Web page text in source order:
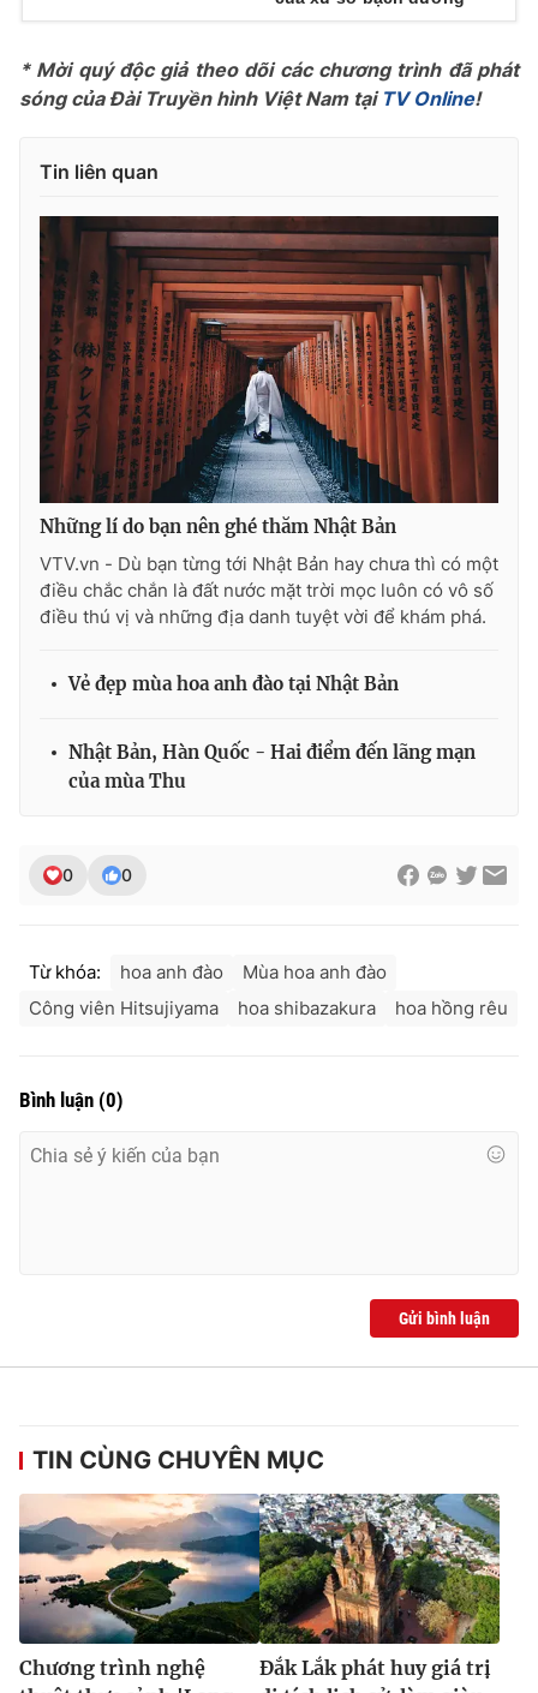
Liên hệ quảng cáo:024-7300.7108
® Cấm sao chép dưới mọi hình thức nếu không có sự chấp
thuận bằng văn bản. Ghi rõ nguồn VTV.vn khi phát hành lại
thông tin từ website này.
* Mời quý độc giả theo dõi các chương trình đã phát
sóng của Đài Truyền hình Việt Nam tại TV Online!
Tin liên quan
Những lí do bạn nên ghé thăm Nhật Bản
VTV.vn - Dù bạn từng tới Nhật Bản hay chưa thì có một
điều chắc chắn là đất nước mặt trời mọc luôn có vô số
điều thú vị và những địa danh tuyệt vời để khám phá.
Vẻ đẹp mùa hoa anh đào tại Nhật Bản
Nhật Bản, Hàn Quốc - Hai điểm đến lãng mạn
của mùa Thu
0 0
Từ khóa: hoa anh đào
Mùa hoa anh đào
Công viên Hitsujiyama
hoa shibazakura hoa hồng rêu
Bình luận (0)
Gửi bình luận
TIN CÙNG CHUYÊN MỤC
Chương trình nghệ
Đắk Lắk phát huy giá trị